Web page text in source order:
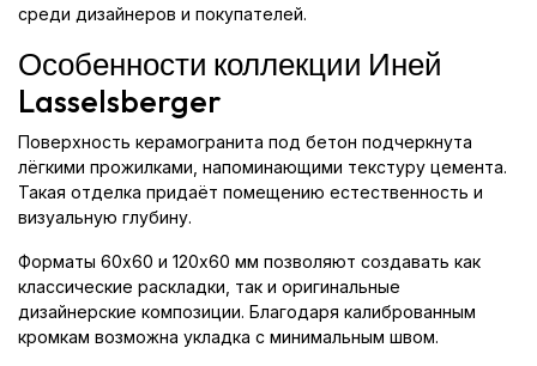
среди дизайнеров и покупателей.
Особенности коллекции Иней
Lasselsberger
Поверхность керамогранита под бетон подчеркнута
лёгкими прожилками, напоминающими текстуру цемента.
Такая отделка придаёт помещению естественность и
визуальную глубину.
Форматы 60x60 и 120x60 мм позволяют создавать как
классические раскладки, так и оригинальные
дизайнерские композиции. Благодаря калиброванным
кромкам возможна укладка с минимальным швом.